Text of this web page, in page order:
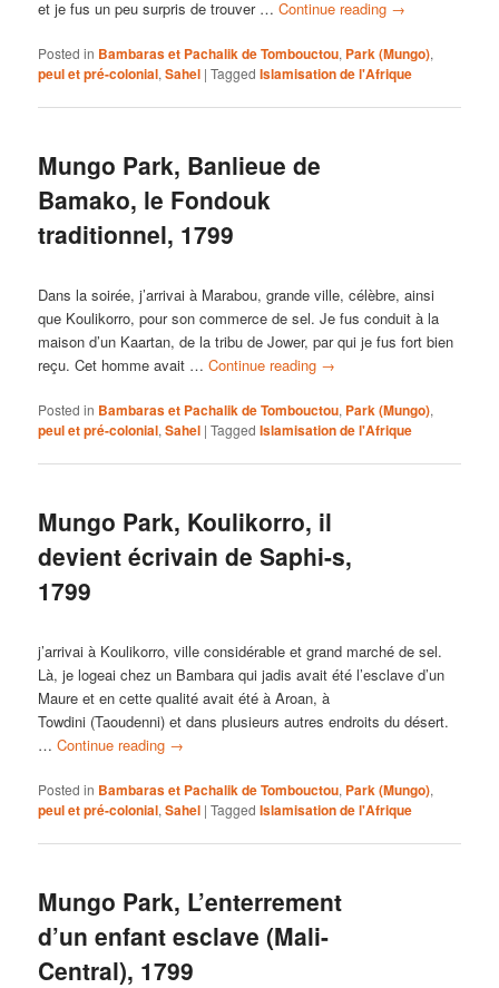
et je fus un peu surpris de trouver …Continue reading →
Posted in Bambaras et Pachalik de Tombouctou, Park (Mungo),
peul et pré-colonial,Sahel |Tagged Islamisation de l'Afrique
Mungo Park, Banlieue de
Bamako, le Fondouk
traditionnel, 1799
Dans la soirée, j’arrivai à Marabou, grande ville, célèbre, ainsi
que Koulikorro, pour son commerce de sel. Je fus conduit à la
maison d’un Kaartan, de la tribu de Jower, par qui je fus fort bien
reçu. Cet homme avait …Continue reading →
Posted in Bambaras et Pachalik de Tombouctou, Park (Mungo),
peul et pré-colonial,Sahel |Tagged Islamisation de l'Afrique
Mungo Park, Koulikorro, il
devient écrivain de Saphi-s,
1799
j’arrivai à Koulikorro, ville considérable et grand marché de sel.
Là, je logeai chez un Bambara qui jadis avait été l’esclave d’un
Maure et en cette qualité avait été à Aroan, à
Towdini (Taoudenni) et dans plusieurs autres endroits du désert.
…Continue reading →
Posted in Bambaras et Pachalik de Tombouctou, Park (Mungo),
peul et pré-colonial,Sahel |Tagged Islamisation de l'Afrique
Mungo Park, L’enterrement
d’un enfant esclave (Mali-
Central), 1799